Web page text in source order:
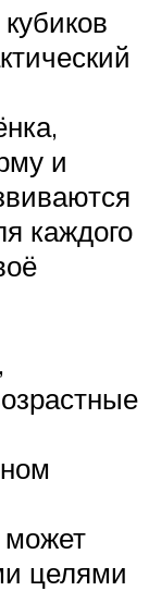
и
каждого
может
целями